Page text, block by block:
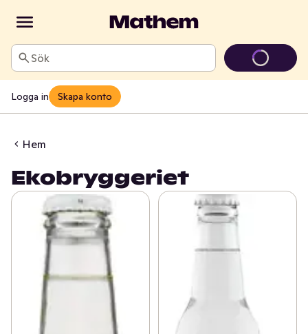
Sök
Logga in Skapa konto
Hem
Ekobryggeriet